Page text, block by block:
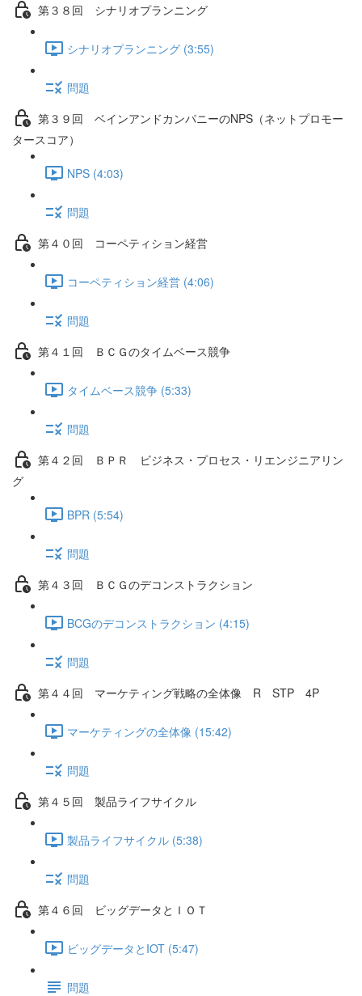
第３８回 シナリオプランニング
シナリオプランニング (3:55)
問題
第３９回 ベインアンドカンパニーのNPS（ネットプロモー
タースコア）
NPS (4:03)
問題
第４０回 コーペティション経営
コーペティション経営 (4:06)
問題
第４１回 ＢＣＧのタイムベース競争
タイムベース競争 (5:33)
問題
第４２回 ＢＰＲ ビジネス・プロセス・リエンジニアリン
グ
BPR (5:54)
問題
第４３回 ＢＣＧのデコンストラクション
BCGのデコンストラクション (4:15)
問題
第４４回 マーケティング戦略の全体像 R STP 4P
マーケティングの全体像 (15:42)
問題
第４５回 製品ライフサイクル
製品ライフサイクル (5:38)
問題
第４６回 ビッグデータとＩＯＴ
ビッグデータとIOT (5:47)
問題